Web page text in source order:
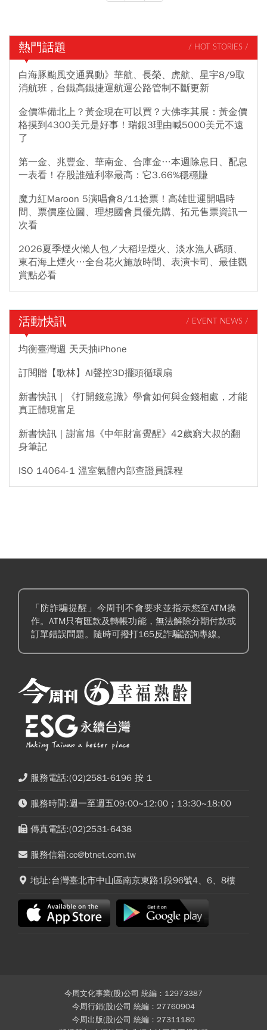
熱門話題 / HOT STORIES /
白海豚颱風交通異動》華航、長榮、虎航、星宇8/9取
消航班，台鐵高鐵捷運航運公路管制不斷更新
金價準備北上？黃金現在可以買？大佛李其展：黃金價
格摸到4300美元是好事！瑞銀3理由喊5000美元不遠
了
第一金、兆豐金、華南金、合庫金…本週除息日、配息
一表看！存股誰殖利率最高：它3.66%穩穩賺
魔力紅Maroon 5演唱會8/11搶票！高雄世運開唱時
間、票價座位圖、理想國會員優先購、拓元售票資訊一
次看
2026夏季煙火懶人包／大稻埕煙火、淡水漁人碼頭、
東石海上煙火…全台花火施放時間、表演卡司、最佳觀
賞點必看
活動快訊 / EVENT NEWS /
均衡臺灣週 天天抽iPhone
訂閱贈【歌林】AI聲控3D擺頭循環扇
新書快訊｜《打開錢意識》學會如何與金錢相處，才能
真正體現富足
新書快訊｜謝富旭《中年財富覺醒》42歲窮大叔的翻
身筆記
ISO 14064-1 溫室氣體內部查證員課程
「防詐騙提醒」今周刊不會要求並指示您至ATM操
作。ATM只有匯款及轉帳功能，無法解除分期付款或
訂單錯誤問題。隨時可撥打165反詐騙諮詢專線。
服務電話:(02)2581-6196 按 1
服務時間:週一至週五09:00~12:00；13:30~18:00
傳真電話:(02)2531-6438
服務信箱:cc@btnet.com.tw
地址:台灣臺北市中山區南京東路1段96號4、6、8樓
今周文化事業(股)公司 統編：12973387
今周行銷(股)公司 統編：27760904
今周出版(股)公司 統編：27311180